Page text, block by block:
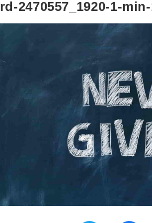
2470557_1920-1-